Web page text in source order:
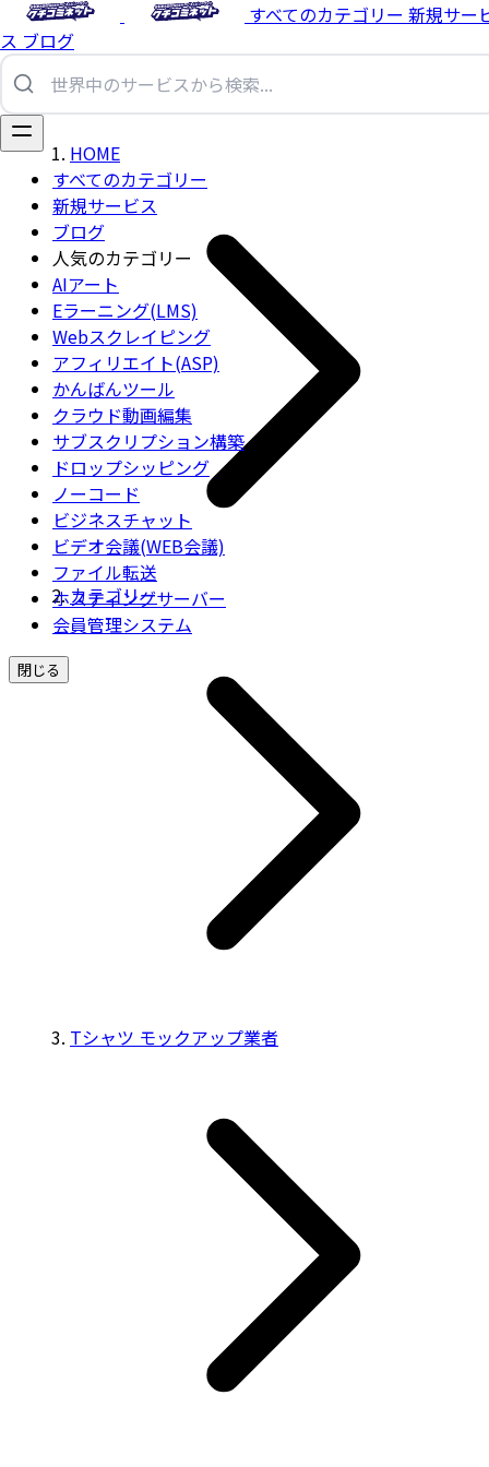
すべてのカテゴリー 新規サー
ス ブログ
すべてのカテゴリー
新規サービス
ブログ
人気のカテゴリー
AIアート
Eラーニング(LMS)
Webスクレイピング
アフィリエイト(ASP)
かんばんツール
クラウド動画編集
サブスクリプション構築
ドロップシッピング
ノーコード
ビジネスチャット
ビデオ会議(WEB会議)
ファイル転送
ホスティングサーバー
会員管理システム
閉じる
HOME
カテゴリー
Tシャツ モックアップ業者